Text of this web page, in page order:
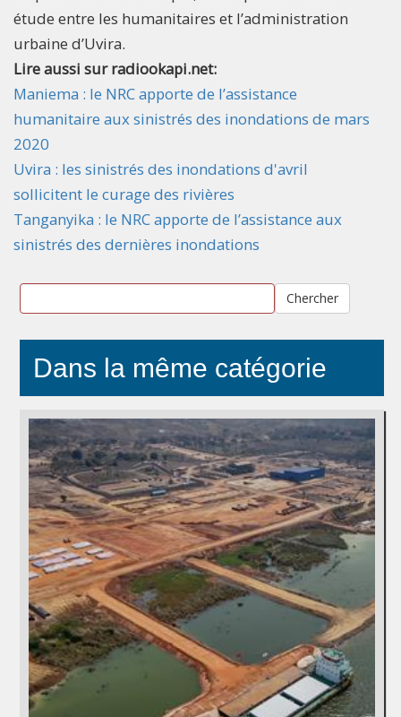
étude entre les humanitaires et l’administration
urbaine d’Uvira.
Lire aussi sur radiookapi.net:
Maniema : le NRC apporte de l’assistance
humanitaire aux sinistrés des inondations de mars
2020
Uvira : les sinistrés des inondations d'avril
sollicitent le curage des rivières
Tanganyika : le NRC apporte de l’assistance aux
sinistrés des dernières inondations
Chercher
Dans la même catégorie